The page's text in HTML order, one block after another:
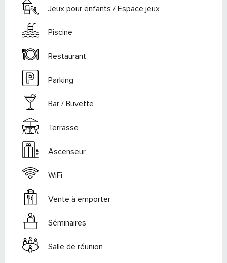
Jeux pour enfants / Espace jeux
Piscine
Restaurant
Parking
Bar / Buvette
Terrasse
Ascenseur
WiFi
Vente à emporter
Séminaires
Salle de réunion